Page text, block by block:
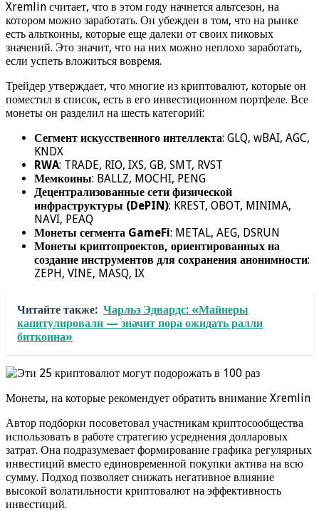
Xremlin считает, что в этом году начнется альтсезон, на
котором можно заработать. Он убежден в том, что на рынке
есть альткоины, которые еще далеки от своих пиковых
значений. Это значит, что на них можно неплохо заработать,
если успеть вложиться вовремя.
Трейдер утверждает, что многие из криптовалют, которые он
поместил в список, есть в его инвестиционном портфеле. Все
монеты он разделил на шесть категорий:
Сегмент искусственного интеллекта: GLQ, wBAI, AGC,
KNDX
RWA: TRADE, RIO, IXS, GB, SMT, RVST
Мемкоины: BALLZ, MOCHI, PENG
Децентрализованные сети физической
инфраструктуры (DePIN): KREST, OBOT, MINIMA,
NAVI, PEAQ
Монеты сегмента GameFi: METAL, AEG, DSRUN
Монеты криптопроектов, ориентированных на
создание инструментов для сохранения анонимности:
ZEPH, VINE, MASQ, IX
Читайте также: Чарльз Эдвардс: «Майнеры
капитулировали — значит пора ожидать ралли
биткоина»
Монеты, на которые рекомендует обратить внимание Xremlin
Автор подборки посоветовал участникам криптосообщества
использовать в работе стратегию усреднения долларовых
затрат. Она подразумевает формирование графика регулярных
инвестиций вместо единовременной покупки актива на всю
сумму. Подход позволяет снижать негативное влияние
высокой волатильности криптовалют на эффективность
инвестиций.